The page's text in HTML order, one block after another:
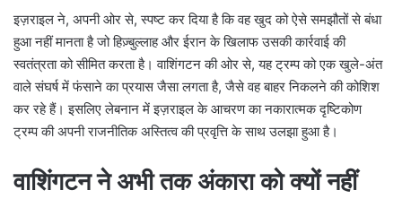
इज़राइल ने, अपनी ओर से, स्पष्ट कर दिया है कि वह खुद को ऐसे समझौतों से बंधा
हुआ नहीं मानता है जो हिज़्बुल्लाह और ईरान के खिलाफ उसकी कार्रवाई की
स्वतंत्रता को सीमित करता है। वाशिंगटन की ओर से, यह ट्रम्प को एक खुले-अंत
वाले संघर्ष में फंसाने का प्रयास जैसा लगता है, जैसे वह बाहर निकलने की कोशिश
कर रहे हैं। इसलिए लेबनान में इज़राइल के आचरण का नकारात्मक दृष्टिकोण
ट्रम्प की अपनी राजनीतिक अस्तित्व की प्रवृत्ति के साथ उलझा हुआ है।
वाशिंगटन ने अभी तक अंकारा को क्यों नहीं